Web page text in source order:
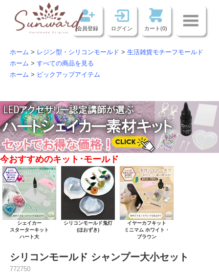
会員登録 ログイン カート(0)
ホーム > レジン型・シリコンモールド > 生活雑貨モチーフモールド
ホーム > すべての商品を見る
ホーム > ピックアップアイテム
今おすすめのキット･モールド
シェイカー
スターターキット
ハート大
シリコンモールド鬼灯
(ほおずき)
イヤーカフキット
ミニマム ホワイト・
ブラウン
シリコンモールド シャンプー大小セット
772750